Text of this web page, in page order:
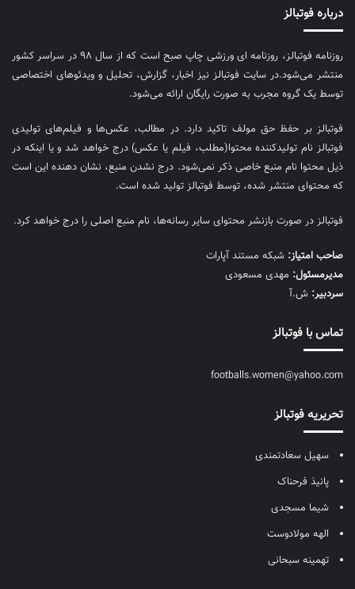
درباره فوتبالز
روزنامه فوتبالز، روزنامه ای ورزشی چاپ صبح است که از سال ۹۸ در سراسر کشور
منتشر می‌شود.در سایت فوتبالز نیز اخبار، گزارش، تحلیل و ویدئوهای اختصاصی
توسط یک گروه مجرب به صورت رایگان ارائه می‌شود.
فوتبالز بر حفظ حق مولف تاکید دارد. در مطالب، عکس‌ها و فیلم‌های تولیدی
فوتبالز نام تولیدکننده محتوا(مطلب، فیلم یا عکس) درج خواهد شد و یا اینکه در
ذیل محتوا نام منبع خاصی ذکر نمی‌‎شود. درج نشدن منبع، نشان دهنده این است
که محتوای منتشر شده، توسط فوتبالز تولید شده است.
فوتبالز در صورت بازنشر محتوای سایر رسانه‌ها، نام منبع اصلی را درج خواهد کرد.
صاحب امتیاز: شبکه مستند آپارات
مديرمسئول: مهدی مسعودی
سردبیر: ش.آ
تماس با فوتبالز
footballs.women@yahoo.com
تحریریه فوتبالز
سهیل سعادتمندی
پانیذ فرحناک
شیما مسجدی
الهه مولادوست
تهمینه سبحانی